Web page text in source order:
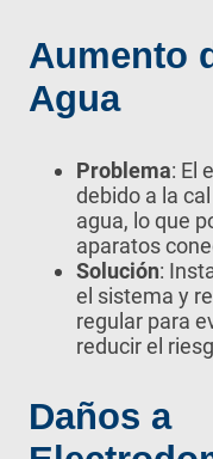
Aumento
Agua
Problema: El
debido a la
agua, lo que
aparatos
Solución:
el sistema y
regular para
reducir el
Daños a